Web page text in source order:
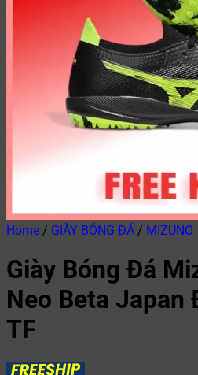
Home / GIÀY BÓNG ĐÁ / MIZUNO
Giày Bóng Đá
Neo Beta Japan
TF